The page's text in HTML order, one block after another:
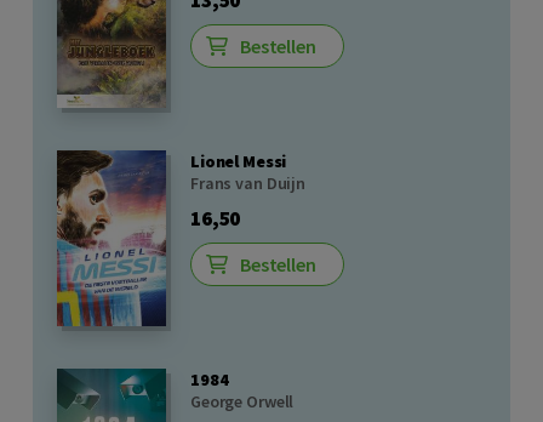
Bestellen
Lionel Messi
Frans van Duijn
16,50
Bestellen
1984
George Orwell